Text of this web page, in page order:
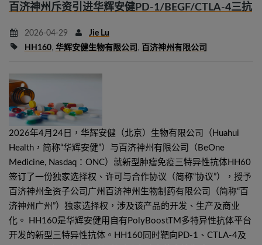
百济神州斥资引进华辉安健PD-1/BEGF/CTLA-4三抗
2026-04-29
Jie Lu
HH160, 华辉安健生物有限公司 , 百济神州有限公司
2026年4月24日，华辉安健（北京）生物有限公司（Huahui
Health，简称“华辉安健”）与百济神州有限公司（BeOne
Medicine, Nasdaq：ONC）就新型肿瘤免疫三特异性抗体HH60
签订了一份独家选择权、许可与合作协议（简称“协议”），授予
百济神州全资子公司广州百济神州生物制药有限公司（简称“百
济神州广州”）独家选择权，涉及该产品的开发、生产及商业
化。 HH160是华辉安健用自有PolyBoostTM多特异性抗体平台
开发的新型三特异性抗体。HH160同时靶向PD-1、CTLA-4及